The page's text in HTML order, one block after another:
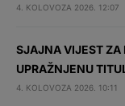
4. KOLOVOZA 2026. 12:07
SJAJNA VIJEST ZA
UPRAŽNJENU
4. KOLOVOZA 2026. 10:11